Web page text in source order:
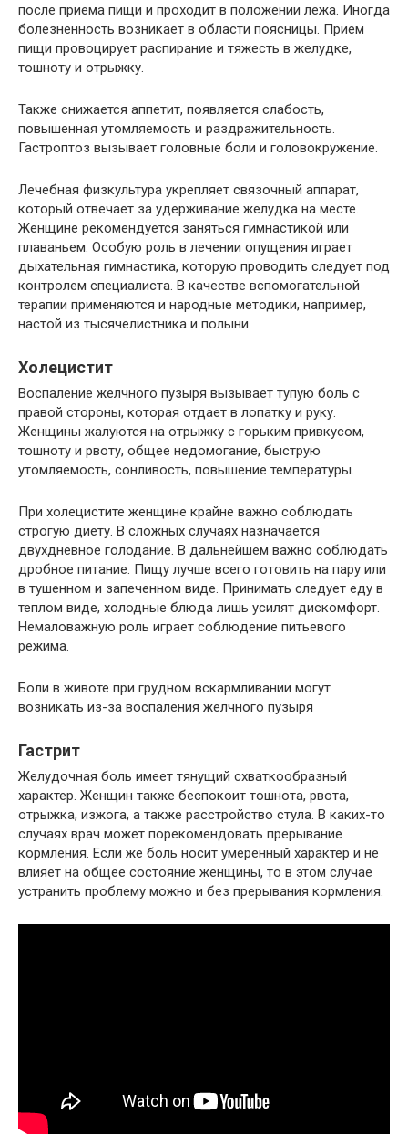
после приема пищи и проходит в положении лежа. Иногда
болезненность возникает в области поясницы. Прием
пищи провоцирует распирание и тяжесть в желудке,
тошноту и отрыжку.
Также снижается аппетит, появляется слабость,
повышенная утомляемость и раздражительность.
Гастроптоз вызывает головные боли и головокружение.
Лечебная физкультура укрепляет связочный аппарат,
который отвечает за удерживание желудка на месте.
Женщине рекомендуется заняться гимнастикой или
плаваньем. Особую роль в лечении опущения играет
дыхательная гимнастика, которую проводить следует под
контролем специалиста. В качестве вспомогательной
терапии применяются и народные методики, например,
настой из тысячелистника и полыни.
Холецистит
Воспаление желчного пузыря вызывает тупую боль с
правой стороны, которая отдает в лопатку и руку.
Женщины жалуются на отрыжку с горьким привкусом,
тошноту и рвоту, общее недомогание, быструю
утомляемость, сонливость, повышение температуры.
При холецистите женщине крайне важно соблюдать
строгую диету. В сложных случаях назначается
двухдневное голодание. В дальнейшем важно соблюдать
дробное питание. Пищу лучше всего готовить на пару или
в тушенном и запеченном виде. Принимать следует еду в
теплом виде, холодные блюда лишь усилят дискомфорт.
Немаловажную роль играет соблюдение питьевого
режима.
Боли в животе при грудном вскармливании могут
возникать из-за воспаления желчного пузыря
Гастрит
Желудочная боль имеет тянущий схваткообразный
характер. Женщин также беспокоит тошнота, рвота,
отрыжка, изжога, а также расстройство стула. В каких-то
случаях врач может порекомендовать прерывание
кормления. Если же боль носит умеренный характер и не
влияет на общее состояние женщины, то в этом случае
устранить проблему можно и без прерывания кормления.